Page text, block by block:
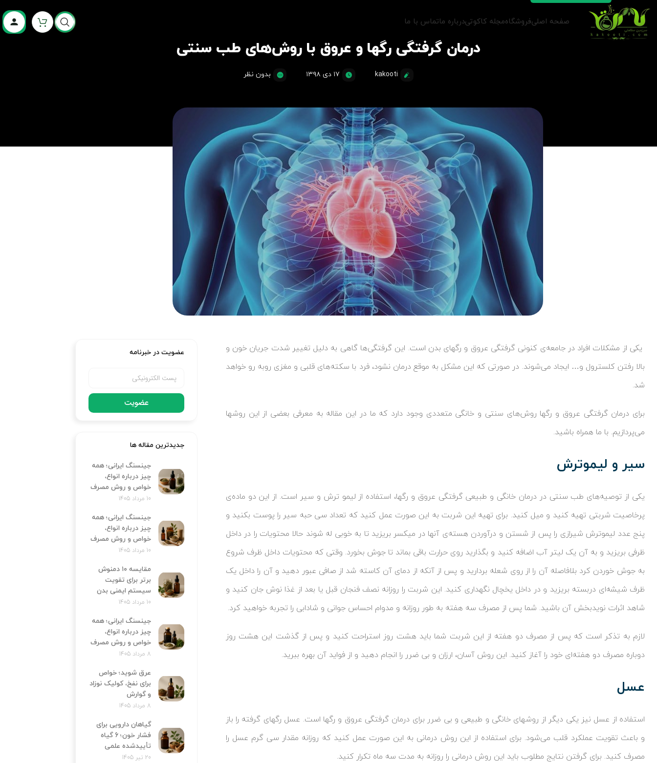
صفحه اصلیفروشگاهمجله کاکوتیدرباره ماتماس با ما
درمان گرفتگی رگها و عروق با روش‌های طب سنتی
kakooti ۱۷ دی ۱۳۹۸ بدون نظر
یکی از مشکلات افراد در جامعه‌ی کنونی گرفتگی عروق و رگهای بدن است. این گرفتگی‌ها گاهی به دلیل تغییر شدت جریان خون و
بالا رفتن کلسترول و… ایجاد می‌شوند. در صورتی که این مشکل به موقع درمان نشود، فرد با سکته‌های قلبی و مغزی روبه رو خواهد
شد.
برای درمان گرفتگی عروق و رگها روش‌های سنتی و خانگی متعددی وجود دارد که ما در این مقاله به معرفی بعضی از این روشها
می‌پردازیم. با ما همراه باشید.
سیر و لیموترش
یکی از توصیه‌های طب سنتی در درمان خانگی و طبیعی گرفتگی عروق و رگها، استفاده از لیمو ترش و سیر است. از این دو ماده‌ی
پرخاصیت شربتی تهیه کنید و میل کنید. برای تهیه این شربت به این صورت عمل کنید که تعداد سی حبه سیر را پوست بکنید و
پنج عدد لیموترش شیرازی را پس از شستن و درآوردن هسته‌ی آنها در میکسر بریزید تا به خوبی له شوند حالا محتویات را در داخل
ظرفی بریزید و به آن یک لیتر آب اضافه کنید و بگذارید روی حرارت باقی بماند تا جوش بخورد. وقتی که محتویات داخل ظرف شروع
به جوش خوردن کرد بلافاصله آن را از روی شعله بردارید و پس از آنکه از دمای آن کاسته شد از صافی عبور دهید و آن را داخل یک
ظرف شیشه‌ای دربسته بریزید و در داخل یخچال نگهداری کنید. این شربت را روزانه نصف فنجان قبل یا بعد از غذا نوش جان کنید و
شاهد اثرات نویدبخش آن باشید. شما پس از مصرف سه هفته به طور روزانه و مدوام احساس جوانی و شادابی را تجربه خواهید کرد.
لازم به تذکر است که پس از مصرف دو هفته از این شربت شما باید هشت روز استراحت کنید و پس از گذشت این هشت روز
دوباره مصرف دو هفته‌ای خود را آغاز کنید. این روش آسان، ارزان و بی ضرر را انجام دهید و از فواید آن بهره ببرید.
عسل
استفاده از عسل نیز یکی دیگر از روشهای خانگی و طبیعی و بی ضرر برای درمان گرفتگی عروق و رگها است. عسل رگهای گرفته را باز
و باعث تقویت عملکرد قلب می‌شود. برای استفاده از این روش درمانی به این صورت عمل کنید که روزانه مقدار سی گرم عسل را
مصرف کنید. برای گرفتن نتایج مطلوب باید این روش درمانی را روزانه به مدت سه ماه تکرار کنید.
عضویت در خبرنامه
عضویت
جدیدترین مقاله ها
جینسنگ ایرانی؛ همه
چیز درباره انواع،
خواص و روش مصرف
10 مرداد 1405
جینسنگ ایرانی؛ همه
چیز درباره انواع،
خواص و روش مصرف
10 مرداد 1405
مقایسه ۱۰ دمنوش
برتر برای تقویت
سیستم ایمنی بدن
10 مرداد 1405
جینسنگ ایرانی؛ همه
چیز درباره انواع،
خواص و روش مصرف
8 مرداد 1405
عرق شوید؛ خواص
برای نفخ، کولیک نوزاد
و گوارش
8 مرداد 1405
گیاهان دارویی برای
فشار خون؛ 6 گیاه
تأییدشده علمی
20 تیر 1405